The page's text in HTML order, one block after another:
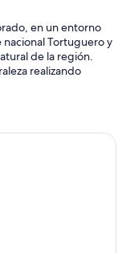
en un entorno
nacional Tortuguero y
de la región.
realizando